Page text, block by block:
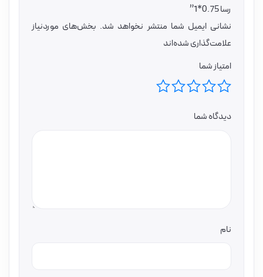
رسا ‎1*0.75”
نشانی ایمیل شما منتشر نخواهد شد. بخش‌های موردنیاز
علامت‌گذاری شده‌اند
امتیاز شما
دیدگاه شما
نام